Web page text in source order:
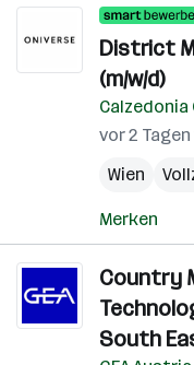
District
(m/w/d)
Calzedonia
vor 2
Wien
Merken
Country
South